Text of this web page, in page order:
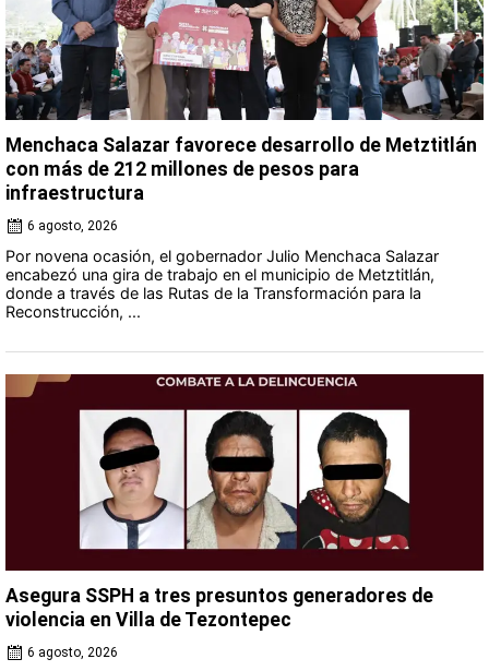
Menchaca Salazar favorece desarrollo de Metztitlán
con más de 212 millones de pesos para
infraestructura
6 agosto, 2026
Por novena ocasión, el gobernador Julio Menchaca Salazar
encabezó una gira de trabajo en el municipio de Metztitlán,
donde a través de las Rutas de la Transformación para la
Reconstrucción, ...
Asegura SSPH a tres presuntos generadores de
violencia en Villa de Tezontepec
6 agosto, 2026